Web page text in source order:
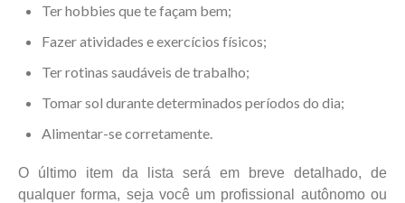
Ter hobbies que te façam bem;
Fazer atividades e exercícios físicos;
Ter rotinas saudáveis de trabalho;
Tomar sol durante determinados períodos do dia;
Alimentar-se corretamente.
O último item da lista será em breve detalhado, de
qualquer forma, seja você um profissional autônomo ou